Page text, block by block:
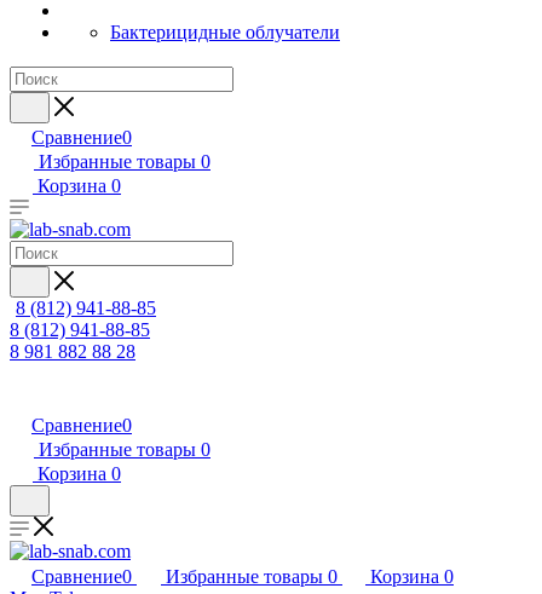
Бактерицидные облучатели
Сравнение0
Избранные товары 0
Корзина 0
8 (812) 941-88-85
8 (812) 941-88-85
8 981 882 88 28
Сравнение0
Избранные товары 0
Корзина 0
Сравнение0 Избранные товары 0 Корзина 0